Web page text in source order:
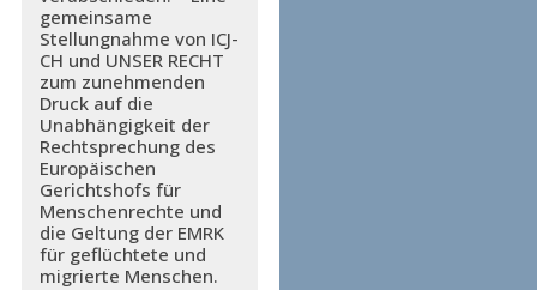
gemeinsame
Stellungnahme von ICJ-
CH und UNSER RECHT
zum zunehmenden
Druck auf die
Unabhängigkeit der
Rechtsprechung des
Europäischen
Gerichtshofs für
Menschenrechte und
die Geltung der EMRK
für geflüchtete und
migrierte Menschen.